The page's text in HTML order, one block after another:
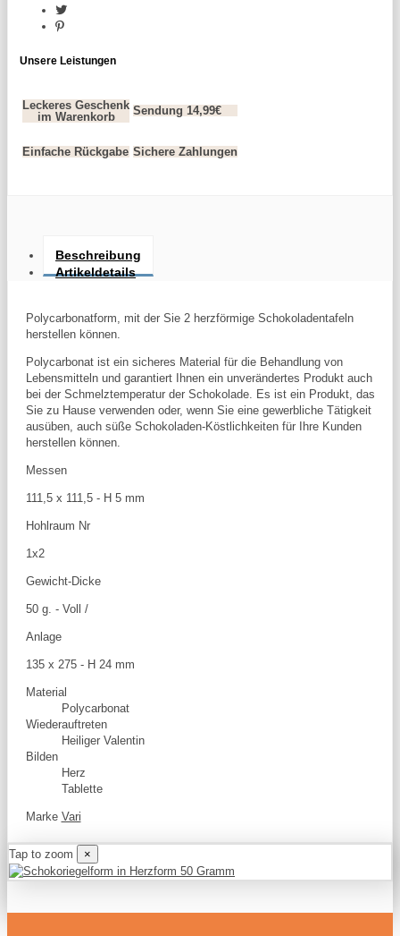
Unsere Leistungen
Leckeres Geschenk
im Warenkorb
Sendung 14,99€
Einfache Rückgabe Sichere Zahlungen
Beschreibung
Artikeldetails
Polycarbonatform, mit der Sie 2 herzförmige Schokoladentafeln
herstellen können.
Polycarbonat ist ein sicheres Material für die Behandlung von
Lebensmitteln und garantiert Ihnen ein unverändertes Produkt auch
bei der Schmelztemperatur der Schokolade. Es ist ein Produkt, das
Sie zu Hause verwenden oder, wenn Sie eine gewerbliche Tätigkeit
ausüben, auch süße Schokoladen-Köstlichkeiten für Ihre Kunden
herstellen können.
Messen
111,5 x 111,5 - H 5 mm
Hohlraum Nr
1x2
Gewicht-Dicke
50 g. - Voll /
Anlage
135 x 275 - H 24 mm
Material
Polycarbonat
Wiederauftreten
Heiliger Valentin
Bilden
Herz
Tablette
Marke Vari
Tap to zoom ×